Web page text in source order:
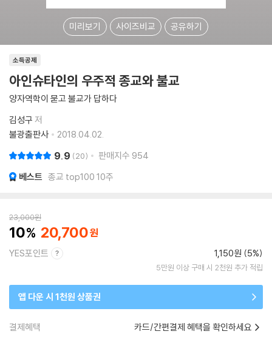
미리보기 사이즈비교 공유하기
소득공제
아인슈타인의 우주적 종교와 불교
양자역학이 묻고 불교가 답하다
김성구 저
불광출판사
2018.04.02.
9.9 20 판매지수 954
베스트 종교 top100 10주
23,000원
10 20,700
YES포인트 1,150원 (5%)
5만원 이상 구매 시 2천원 추가 적립
앱 다운 시 1천원 상품권
결제혜택 카드/간편결제 혜택을 확인하세요